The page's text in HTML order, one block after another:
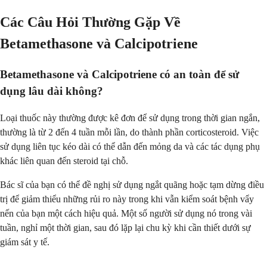
Các Câu Hỏi Thường Gặp Về
Betamethasone và Calcipotriene
Betamethasone và Calcipotriene có an toàn để sử
dụng lâu dài không?
Loại thuốc này thường được kê đơn để sử dụng trong thời gian ngắn,
thường là từ 2 đến 4 tuần mỗi lần, do thành phần corticosteroid. Việc
sử dụng liên tục kéo dài có thể dẫn đến mỏng da và các tác dụng phụ
khác liên quan đến steroid tại chỗ.
Bác sĩ của bạn có thể đề nghị sử dụng ngắt quãng hoặc tạm dừng điều
trị để giảm thiểu những rủi ro này trong khi vẫn kiểm soát bệnh vẩy
nến của bạn một cách hiệu quả. Một số người sử dụng nó trong vài
tuần, nghỉ một thời gian, sau đó lặp lại chu kỳ khi cần thiết dưới sự
giám sát y tế.